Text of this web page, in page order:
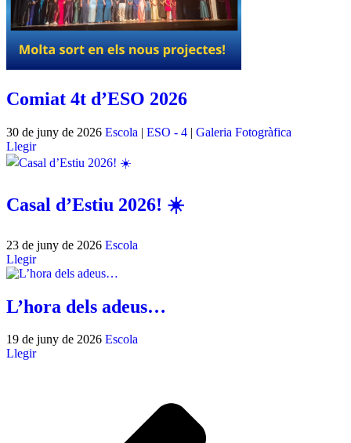
Comiat 4t d’ESO 2026
30 de juny de 2026 Escola | ESO - 4 | Galeria Fotogràfica
Llegir
Casal d’Estiu 2026! ☀️
23 de juny de 2026 Escola
Llegir
L’hora dels adeus…
19 de juny de 2026 Escola
Llegir